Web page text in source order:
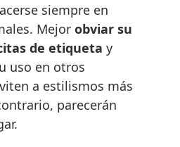
siempre en
Mejor obviar su
de etiqueta y
uso en otros
a estilismos más
parecerán